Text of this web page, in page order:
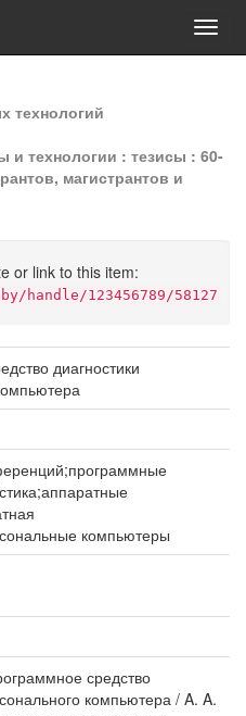
технологий
технологии : тезисы : 60-
магистрантов и
or link to this item:
123456789/58127
диагностики
компьютеры
средство
компьютера / A. A.